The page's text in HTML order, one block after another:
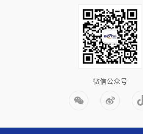
微信公众号